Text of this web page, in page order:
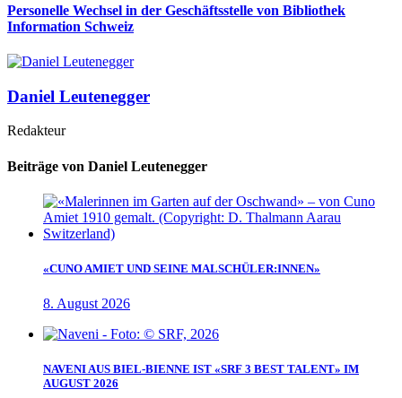
Personelle Wechsel in der Geschäftsstelle von Bibliothek
Information Schweiz
Daniel Leutenegger
Redakteur
Beiträge von Daniel Leutenegger
«CUNO AMIET UND SEINE MALSCHÜLER:INNEN»
8. August 2026
NAVENI AUS BIEL-BIENNE IST «SRF 3 BEST TALENT» IM
AUGUST 2026